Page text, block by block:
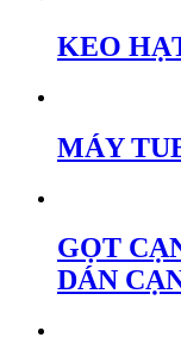
KEO
MÁY
GỌT
DÁN